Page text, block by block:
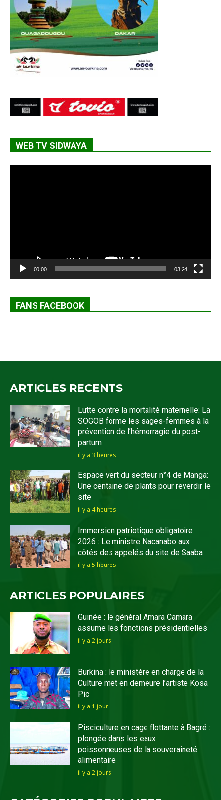
WEB TV SIDWAYA
00:00 03:24
FANS FACEBOOK
ARTICLES RECENTS
Lutte contre la mortalité maternelle: La
SOGOB forme les sages-femmes à la
prévention de l’hémorragie du post-
partum
il y'a 3 heures
Espace vert du secteur n°4 de Manga:
Une centaine de plants pour reverdir le
site
il y'a 4 heures
Immersion patriotique obligatoire
2026 : Le ministre Nacanabo aux
côtés des appelés du site de Saaba
il y'a 5 heures
ARTICLES POPULAIRES
Guinée : le général Amara Camara
assume les fonctions présidentielles
il y'a 2 jours
Burkina : le ministère en charge de la
Culture met en demeure l’artiste Kosa
Pic
il y'a 1 jour
Pisciculture en cage flottante à Bagré :
plongée dans les eaux
poissonneuses de la souveraineté
alimentaire
il y'a 2 jours